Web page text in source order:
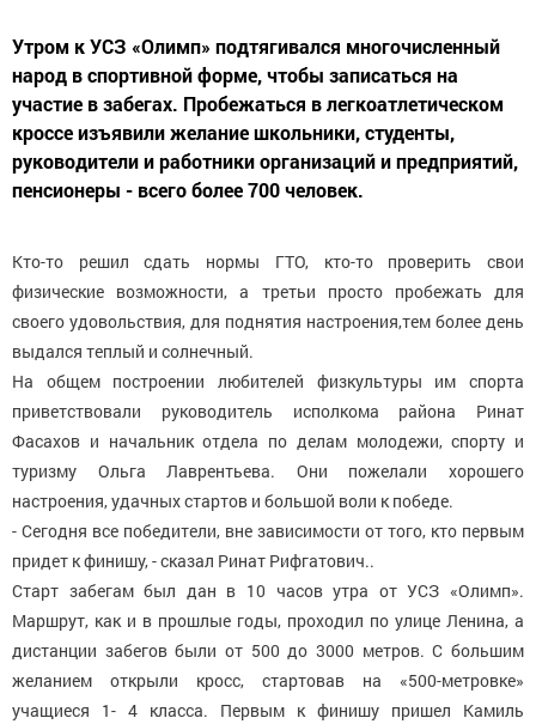
Утром к УСЗ «Олимп» подтягивался многочисленный
народ в спортивной форме, чтобы записаться на
участие в забегах. Пробежаться в легкоатлетическом
кроссе изъявили желание школьники, студенты,
руководители и работники организаций и предприятий,
пенсионеры - всего более 700 человек.
Кто-то решил сдать нормы ГТО, кто-то проверить свои
физические возможности, а третьи просто пробежать для
своего удовольствия, для поднятия настроения,тем более день
выдался теплый и солнечный.
На общем построении любителей физкультуры им спорта
приветствовали руководитель исполкома района Ринат
Фасахов и начальник отдела по делам молодежи, спорту и
туризму Ольга Лаврентьева. Они пожелали хорошего
настроения, удачных стартов и большой воли к победе.
- Сегодня все победители, вне зависимости от того, кто первым
придет к финишу, - сказал Ринат Рифгатович..
Старт забегам был дан в 10 часов утра от УСЗ «Олимп».
Маршрут, как и в прошлые годы, проходил по улице Ленина, а
дистанции забегов были от 500 до 3000 метров. С большим
желанием открыли кросс, стартовав на «500-метровке»
учащиеся 1- 4 класса. Первым к финишу пришел Камиль